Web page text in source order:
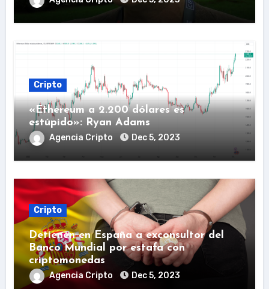
Cripto
«Ethereum a 2.200 dólares es
estúpido»: Ryan Adams
Agencia Cripto Dec 5, 2023
Cripto
Detienen en España a exconsultor del
Banco Mundial por estafa con
criptomonedas
Agencia Cripto Dec 5, 2023